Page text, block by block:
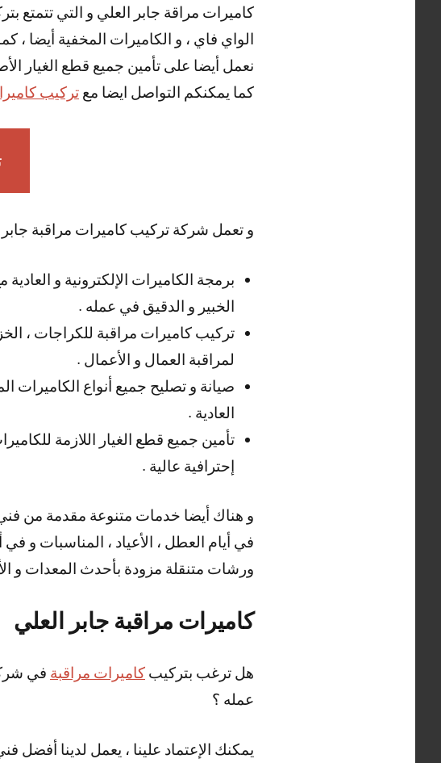
كاميرات مراقة جابر العلي و التي تتمتع
الواي فاي ، و الكاميرات المخفية أيضا ،
نعمل أيضا على تأمين جميع قطع الغيار
كما يمكنكم التواصل ايضا مع تركيب
و تعمل شركة تركيب كاميرات مراقبة
برمجة الكاميرات الإلكترونية و
الخبير و الدقيق في عمله .
تركيب كاميرات مراقبة للكراجات ،
لمراقبة العمال و الأعمال .
صيانة و تصليح جميع أنواع الكاميرات
العادية .
تأمين جميع قطع الغيار اللازمة
إحترافية عالية .
في أيام العطل ، الأعياد ، المناسبات و
ورشات متنقلة مزودة بأحدث المعدات و
كاميرات مراقبة جابر العلي
هل ترغب بتركيب كاميرات مراقبة في
عمله ؟
يمكنك الإعتماد علينا ، يعمل لدينا أفضل